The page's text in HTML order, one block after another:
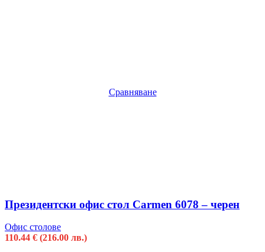
Сравняване
Президентски офис стол Carmen 6078 – черен
Офис столове
110.44 € (216.00 лв.)